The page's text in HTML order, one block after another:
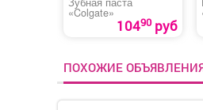
«Colgate»
10490руб
ПОХОЖИЕ